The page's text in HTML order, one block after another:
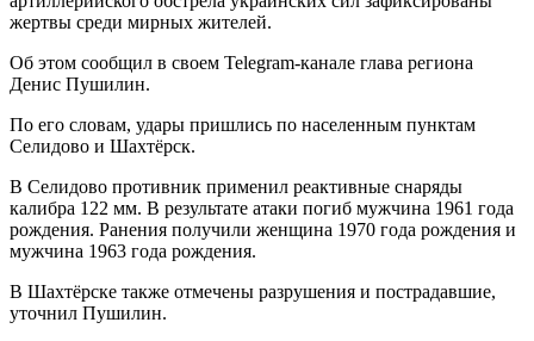
жертвы среди мирных жителей.
Об этом сообщил в своем Telegram-канале глава региона
Денис Пушилин.
По его словам, удары пришлись по населенным пунктам
Селидово и Шахтёрск.
В Селидово противник применил реактивные снаряды
калибра 122 мм. В результате атаки погиб мужчина 1961 года
рождения. Ранения получили женщина 1970 года рождения и
мужчина 1963 года рождения.
В Шахтёрске также отмечены разрушения и пострадавшие,
уточнил Пушилин.